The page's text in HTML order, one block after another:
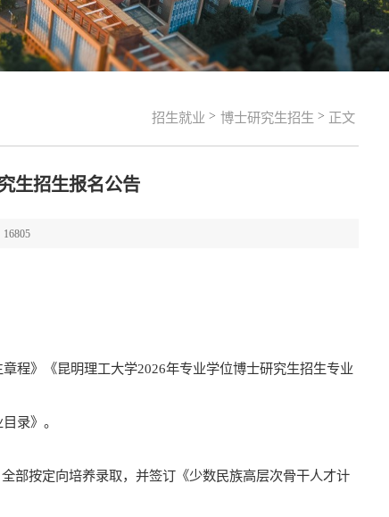
招生就业 > 博士研究生招生 > 正文
生招生报名公告
16805
章程》《昆明理工大学2026年专业学位博士研究生招生专业
录》。
部按定向培养录取，并签订《少数民族高层次骨干人才计